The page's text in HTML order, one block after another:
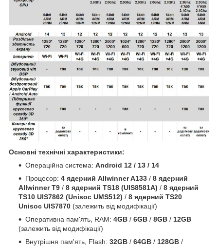
Основні технічні характеристики:
Операційна система: Android 12 / 13 / 14
Процесор: 4 ядерний Allwinner A133 / 8 ядерний
Allwinner T9 / 8 ядерний TS18 (UIS8581A) / 8 ядерний
TS10 UIS7862 (Unisoc UMS512) / 8 ядерний TS20
Unisoc UIS7870 (залежить від модифікації)
Оперативна пам'ять, RAM: 4GB / 6GB / 8GB / 12GB
(залежить від модифікації)
Внутрішня пам'ять, Flash: 32GB / 64GB / 128GB /